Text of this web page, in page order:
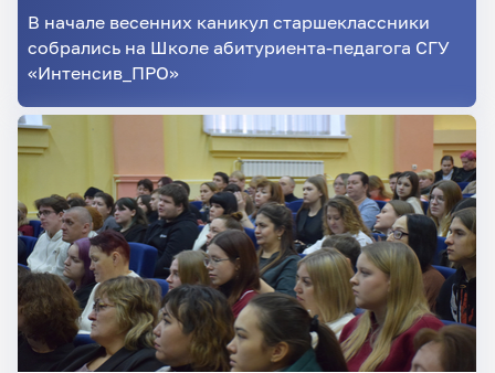
В начале весенних каникул старшеклассники
собрались на Школе абитуриента-педагога СГУ
«Интенсив_ПРО»